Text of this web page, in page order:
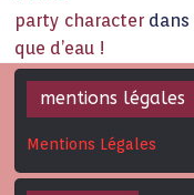
party character dans
que d’eau !
mentions légales
Mentions Légales